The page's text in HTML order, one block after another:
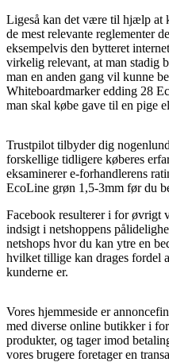
Ligeså kan det være til hjælp at
de mest relevante reglementer
eksempelvis den bytteret
virkelig relevant, at man stadig
man en anden gang vil kunne
Whiteboardmarker edding 28
man skal købe gave til en pige
Trustpilot tilbyder dig
forskellige tidligere køberes
eksaminerer e-forhandlerens
EcoLine grøn 1,5-3mm før du
Facebook resulterer i for øvrigt
indsigt i netshoppens
netshops hvor du kan ytre en
hvilket tillige kan drages fordel
kunderne er.
Vores hjemmeside er
med diverse online butikker i
produkter, og tager imod
vores brugere foretager en